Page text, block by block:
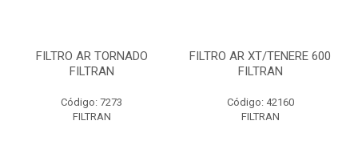
FILTRO AR TORNADO
FILTRAN
Código: 7273
FILTRAN
FILTRO AR XT/TENERE 600
FILTRAN
Código: 42160
FILTRAN